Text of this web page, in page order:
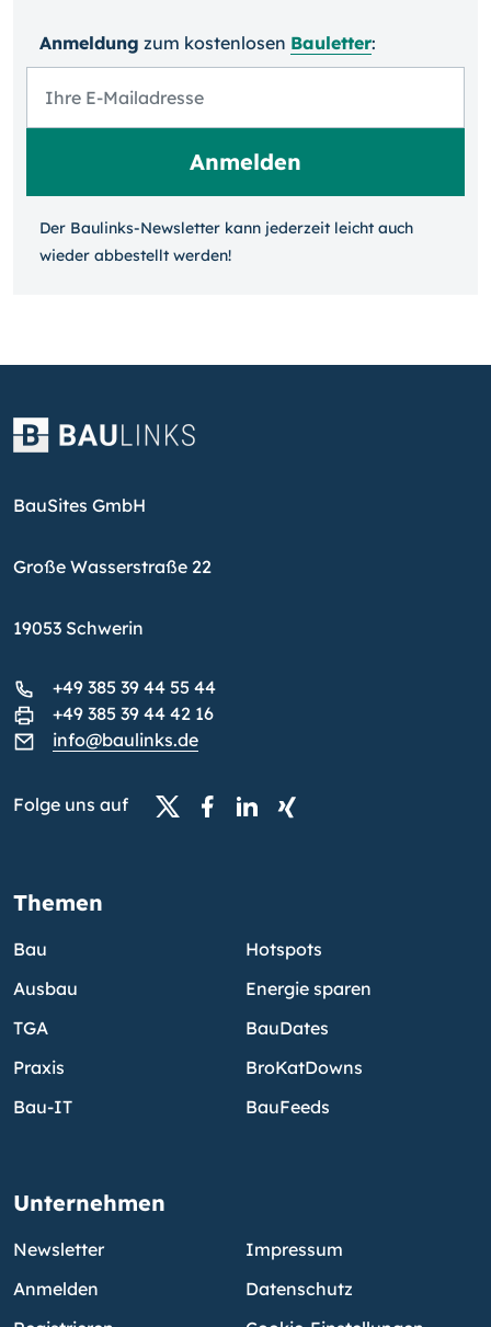
Anmeldung zum kosten­losen Bauletter:
Der Baulinks-Newsletter kann jeder­zeit leicht auch
wieder ab­bestellt werden!
BauSites GmbH
Große Wasserstraße 22
19053 Schwerin
+49 385 39 44 55 44
+49 385 39 44 42 16
info@baulinks.de
Folge uns auf
Themen
Bau
Ausbau
TGA
Praxis
Bau-IT
Hotspots
Energie sparen
BauDates
BroKatDowns
BauFeeds
Unternehmen
Newsletter
Anmelden
Impressum
Datenschutz